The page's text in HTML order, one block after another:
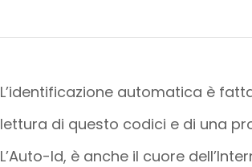
L’identificazione automatica è
lettura di questo codici e di una
L’Auto-Id, è anche il cuore